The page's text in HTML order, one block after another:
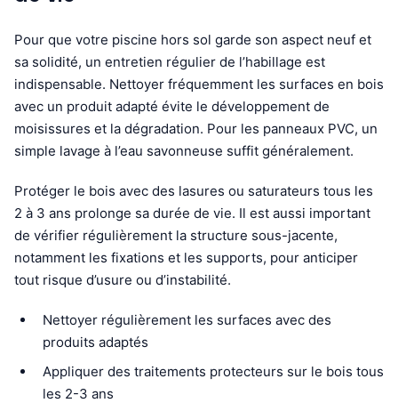
Pour que votre piscine hors sol garde son aspect neuf et
sa solidité, un entretien régulier de l’habillage est
indispensable. Nettoyer fréquemment les surfaces en bois
avec un produit adapté évite le développement de
moisissures et la dégradation. Pour les panneaux PVC, un
simple lavage à l’eau savonneuse suffit généralement.
Protéger le bois avec des lasures ou saturateurs tous les
2 à 3 ans prolonge sa durée de vie. Il est aussi important
de vérifier régulièrement la structure sous-jacente,
notamment les fixations et les supports, pour anticiper
tout risque d’usure ou d’instabilité.
Nettoyer régulièrement les surfaces avec des
produits adaptés
Appliquer des traitements protecteurs sur le bois tous
les 2-3 ans